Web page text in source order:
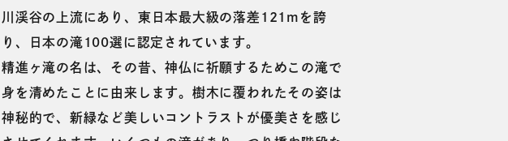
川渓谷の上流にあり、東日本最大級の落差121mを誇
り、日本の滝100選に認定されています。
精進ヶ滝の名は、その昔、神仏に祈願するためこの滝で
身を清めたことに由来します。樹木に覆われたその姿は
神秘的で、新緑など美しいコントラストが優美さを感じ